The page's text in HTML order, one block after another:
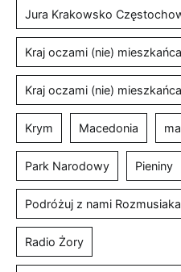
Jura Krakowsko
Kraj oczami (nie) mieszkańca
Kraj oczami (nie)
Krym Macedonia
Park Narodowy Pieniny
Podróżuj z nami
Radio Żory